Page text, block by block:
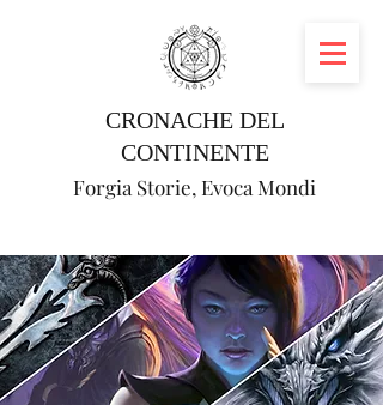
CRONACHE DEL
CONTINENTE
Forgia Storie, Evoca Mondi